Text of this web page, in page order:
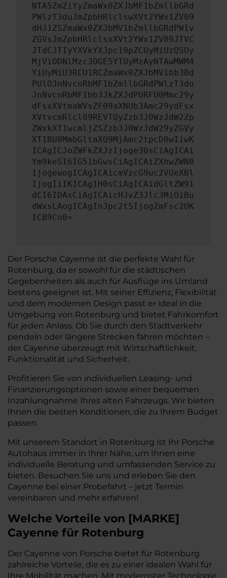
NTA5ZmZiYyZmaWx0ZXJbMF1bZmllbGRd
PWlzT3duJmZpbHRlclswXVt2YWx1ZV09
dHJ1ZSZmaWx0ZXJbMV1bZmllbGRdPW1v
ZGVsJmZpbHRlclsxXVt2YWx1ZV09JTVC
JTdCJTIyYXVkYXJpc19pZCUyMiUzQSUy
MjViODNlMzc3OGE5YTUyMzAyNTAwMWM4
YiUyMiU3RCU1RCZmaWx0ZXJbMV1bb3Bd
PUlOJnNvcnRbMF1bZmllbGRdPWlzT3du
JnNvcnRbMF1bb3JkZXJdPURFU0Mmc29y
dFsxXVtmaWVsZF09aXNUb3Amc29ydFsx
XVtvcmRlcl09REVTQyZzb3J0WzJdW2Zp
ZWxkXT1wcmljZSZzb3J0WzJdW29yZGVy
XT1BU0MmbGltaXQ9MjAmc2tpcD0wIiwK
ICAgICJoZWFkZXJzIjoge30sCiAgICAi
Ym9keSI6IG51bGwsCiAgICAiZXhwZWN0
IjogewogICAgICAicmVzcG9uc2VUeXBl
IjogIiIKICAgIH0sCiAgICAidGltZW91
dCI6IDAsCiAgICAicHJvZ3Jlc3MiOiBu
dWxsLAogICAgInJpc2t5IjogZmFsc2UK
ICB9Cn0=
Der Porsche Cayenne ist die perfekte Wahl für
Rotenburg, da er sowohl für die städtischen
Gegebenheiten als auch für Ausflüge ins Umland
bestens geeignet ist. Mit seiner Effizienz, Flexibilität
und dem modernen Design passt er ideal in die
Umgebung von Rotenburg und bietet Fahrkomfort
für jeden Anlass. Ob Sie durch den Stadtverkehr
pendeln oder längere Strecken fahren möchten –
der Cayenne überzeugt mit Wirtschaftlichkeit,
Funktionalität und Sicherheit.
Profitieren Sie von individuellen Leasing- und
Finanzierungsoptionen sowie einer bequemen
Inzahlungnahme Ihres alten Fahrzeugs. Wir bieten
Ihnen die besten Konditionen, die zu Ihrem Budget
passen.
Mit unserem Standort in Rotenburg ist Ihr Porsche
Autohaus immer in Ihrer Nähe, um Ihnen eine
individuelle Beratung und umfassenden Service zu
bieten. Besuchen Sie uns und erleben Sie den
Cayenne bei einer Probefahrt – jetzt Termin
vereinbaren und mehr erfahren!
Welche Vorteile von [MARKE]
Cayenne für Rotenburg
Der Cayenne von Porsche bietet für Rotenburg
zahlreiche Vorteile, die es zu einer idealen Wahl für
Ihre Mobilität machen. Mit modernster Technologie